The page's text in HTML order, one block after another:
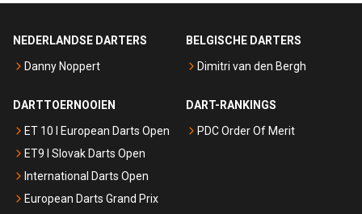
NEDERLANDSE DARTERS
Danny Noppert
BELGISCHE DARTERS
Dimitri van den Bergh
DARTTOERNOOIEN
ET 10 I European Darts Open
ET9 I Slovak Darts Open
International Darts Open
European Darts Grand Prix
DART-RANKINGS
PDC Order Of Merit